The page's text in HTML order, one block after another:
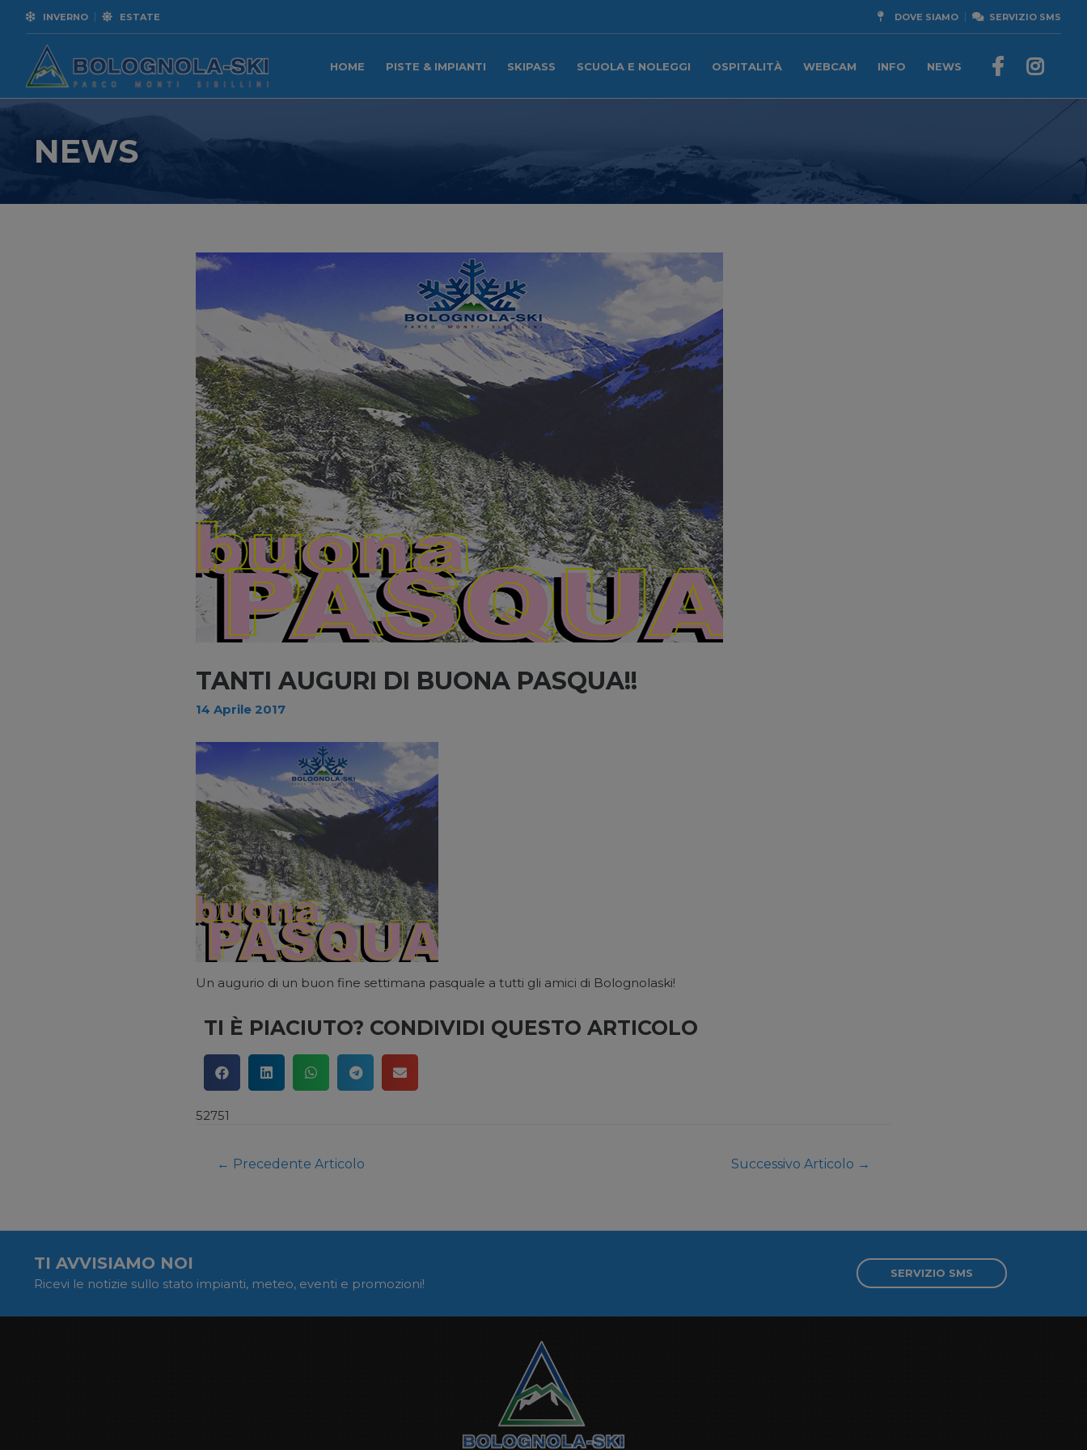
INVERNO ESTATE DOVE SIAMO SERVIZIO SMS
HOME PISTE & IMPIANTI SKIPASS SCUOLA E NOLEGGI OSPITALITÀ WEBCAM INFO NEWS
NEWS
TANTI AUGURI DI BUONA PASQUA!!
14 Aprile 2017
Un augurio di un buon fine settimana pasquale a tutti gli amici di Bolognolaski!
TI È PIACIUTO? CONDIVIDI QUESTO ARTICOLO
52751
← Precedente Articolo Successivo Articolo →
TI AVVISIAMO NOI
Ricevi le notizie sullo stato impianti, meteo, eventi e promozioni!
SERVIZIO SMS